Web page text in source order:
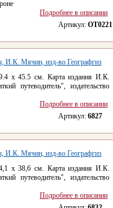
Подробнее в описании
Артикул: OT0221
И.К. Мячин, изд-во Географгиз
х 45.5 см. Карта издания И.К.
путеводитель", издательство
Подробнее в описании
Артикул: 6827
И.К. Мячин, изд-во Географгиз
х 38,6 см. Карта издания И.К.
путеводитель", издательство
Подробнее в описании